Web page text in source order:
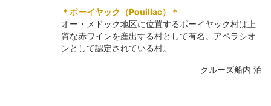
＊ポーイヤック（Pouillac）＊
オー・メドック地区に位置するポーイヤック村は上
質な赤ワインを産出する村として有名。アペラシオ
ンとして認定されている村。
クルーズ船内 泊